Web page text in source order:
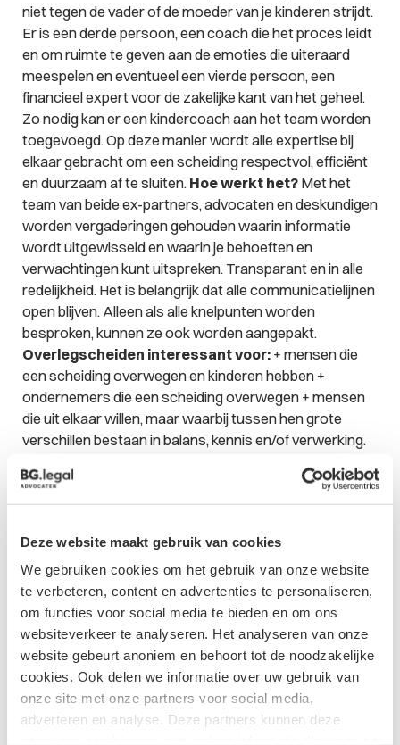
Deze website maakt gebruik van cookies
We gebruiken cookies om het gebruik van onze website
te verbeteren, content en advertenties te personaliseren,
om functies voor social media te bieden en om ons
websiteverkeer te analyseren. Het analyseren van onze
website gebeurt anoniem en behoort tot de noodzakelijke
cookies. Ook delen we informatie over uw gebruik van
onze site met onze partners voor social media,
adverteren en analyse. Deze partners kunnen deze
niet tegen de vader of de moeder van je kinderen strijdt.
Er is een derde persoon, een coach die het proces leidt
en om ruimte te geven aan de emoties die uiteraard
meespelen en eventueel een vierde persoon, een
financieel expert voor de zakelijke kant van het geheel.
Zo nodig kan er een kindercoach aan het team worden
toegevoegd. Op deze manier wordt alle expertise bij
elkaar gebracht om een scheiding respectvol, efficiënt
en duurzaam af te sluiten. Hoe werkt het? Met het
team van beide ex-partners, advocaten en deskundigen
worden vergaderingen gehouden waarin informatie
wordt uitgewisseld en waarin je behoeften en
verwachtingen kunt uitspreken. Transparant en in alle
redelijkheid. Het is belangrijk dat alle communicatielijnen
open blijven. Alleen als alle knelpunten worden
besproken, kunnen ze ook worden aangepakt.
Overlegscheiden interessant voor: + mensen die
een scheiding overwegen en kinderen hebben +
ondernemers die een scheiding overwegen + mensen
die uit elkaar willen, maar waarbij tussen hen grote
verschillen bestaan in balans, kennis en/of verwerking.
Groenen advocaten leveren laagdrempelige en
hoogwaardige kwaliteit. Nu ook voor uw
donderdagochtend van 09.00 tot 10.30u is er een gratis
spreekuur in Villa Oldenburg te Vught. Ook in Oisterwijk,
Tilburg, Boxtel en Son zijn de spreekuren gratis. U kunt
natuurlijk ook voor een mediation kiezen. Wat geschikt
voor u is bespreken wij graag met u. Voor meer
informatie; zie dewebsiteof neem contact op met
Liedeke Floris (088 - 1410814).Dit artikel is gepubliceerd
in "073 Magazine" April 2017.